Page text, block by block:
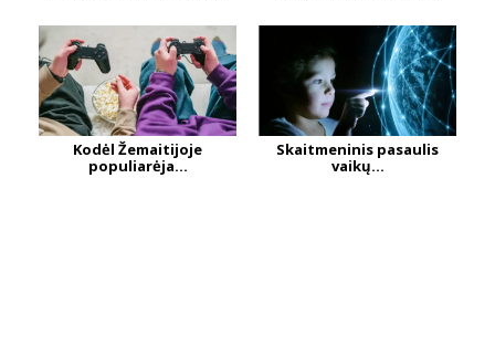
Kodėl Žemaitijoje
populiarėja...
Skaitmeninis pasaulis
vaikų...